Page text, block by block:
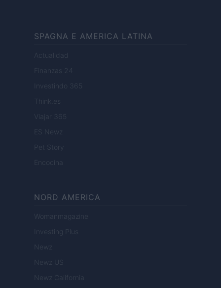
SPAGNA E AMERICA LATINA
Actualidad
Finanzas 24
Investindo 365
Think.es
Viajar 365
ES Newz
Pet Story
Encocina
NORD AMERICA
Womanmagazine
Investing Plus
Newz
Newz US
Newz California